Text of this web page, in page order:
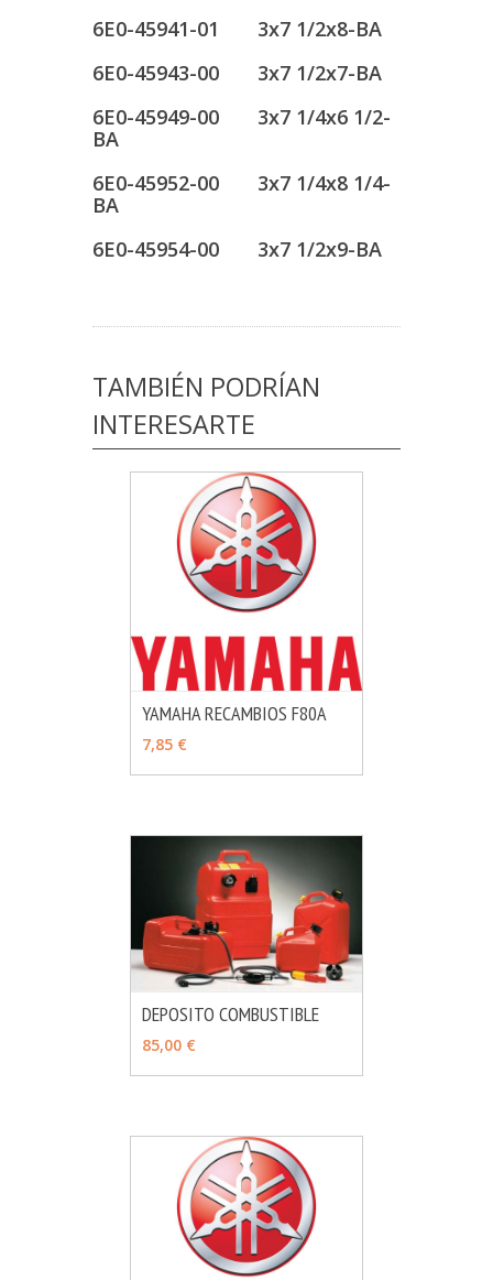
6E0-45941-01 3x7 1/2x8-BA
6E0-45943-00 3x7 1/2x7-BA
6E0-45949-00 3x7 1/4x6 1/2-
BA
6E0-45952-00 3x7 1/4x8 1/4-
BA
6E0-45954-00 3x7 1/2x9-BA
TAMBIÉN PODRÍAN
INTERESARTE
YAMAHA RECAMBIOS F80A
7,85 €
DEPOSITO COMBUSTIBLE
85,00 €